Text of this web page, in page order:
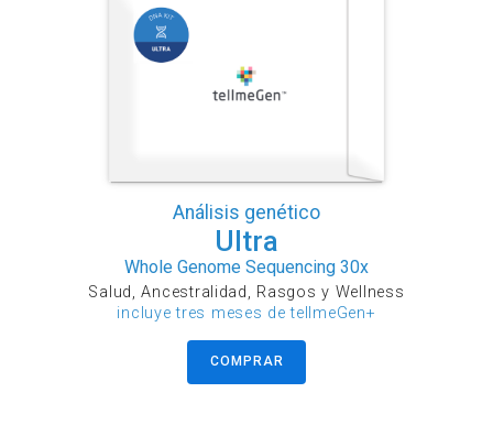
Análisis genético
Ultra
Whole Genome Sequencing 30x
Salud, Ancestralidad, Rasgos y Wellness
incluye tres meses de tellmeGen+
COMPRAR